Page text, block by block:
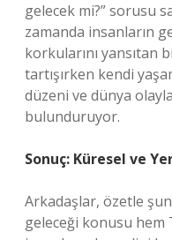
gelecek mi?” sorusu
zamanda insanların
korkularını yansıtan
tartışırken kendi
düzeni ve dünya
bulunduruyor.
Sonuç: Küresel ve
Arkadaşlar, özetle
geleceği konusu hem